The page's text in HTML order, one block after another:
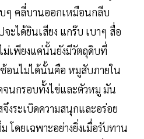
คลี่บานออกเหมือนกลีบ
ะได้ยินเสียง แกร๊บ เบาๆ สื่อ
ม่เพียงแค่นั้นยังมีวัตถุดิบที่
อนไม่ได้นั้นคือ หมูสับภายใน
จนกรอบทั้งไข่และตัวหมู มัน
งระเบิดความสนุกและอร่อย
โดยเฉพาะอย่างยิ่งเมื่อรับทาน